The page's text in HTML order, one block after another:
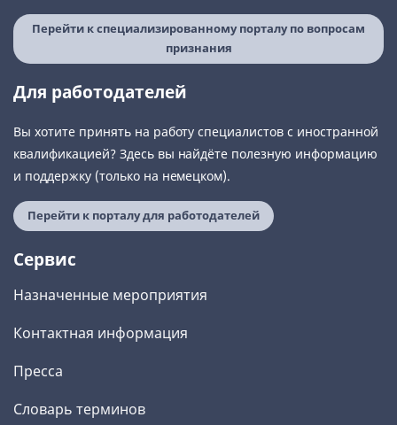
Перейти к специализированному порталу по вопросам
признания
Для работодателей
Вы хотите принять на работу специалистов с иностранной
квалификацией? Здесь вы найдёте полезную информацию
и поддержку (только на немецком).
Перейти к порталу для работодателей
Сервис
Назначенные мероприятия
Контактная информация
Пресса
Словарь терминов